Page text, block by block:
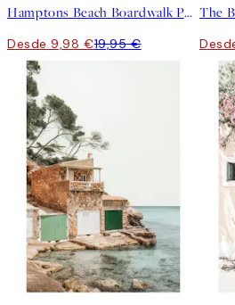
Hamptons Beach Boardwalk Poster
Desde 9,98 €19,95 €
The